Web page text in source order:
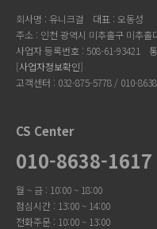
회사명 : 유니크걸
대표 : 오동성
주소 : 인천 광역시 미추홀구 미추홀
사업자 등록번호 : 508-61-93421
[사업자정보확인]
고객센터 : 032-875-5778 / 010-
CS Center
010-8638-1617
월 ~ 금 : 10:00 ~ 18:00
점심시간 : 13:00 ~ 14:00
전화주문 : 10:00 ~ 13:00